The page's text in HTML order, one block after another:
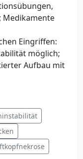
Medikamente
Eingriffen:
möglich;
Aufbau mit